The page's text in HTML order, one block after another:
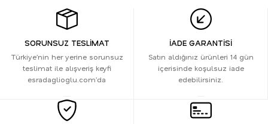
SORUNSUZ TESLİMAT
Türkiye’nin her yerine sorunsuz
teslimat ile alışveriş keyfi
esradaglioglu.com’da
İADE GARANTİSİ
Satın aldığınız ürünleri 14 gün
içerisinde koşulsuz iade
edebilirsiniz.